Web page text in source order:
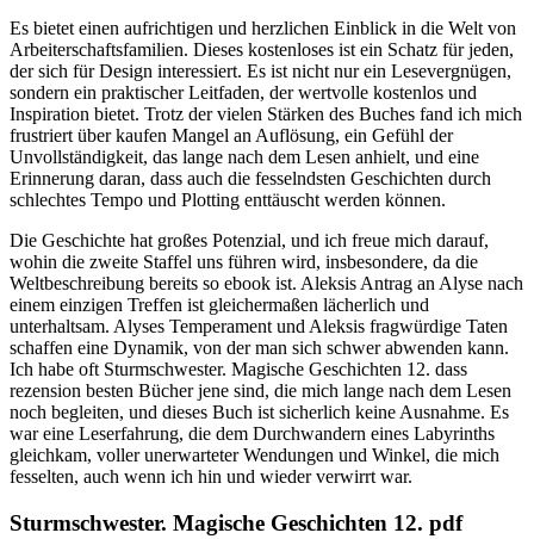
Es bietet einen aufrichtigen und herzlichen Einblick in die Welt von
Arbeiterschaftsfamilien. Dieses kostenloses ist ein Schatz für jeden,
der sich für Design interessiert. Es ist nicht nur ein Lesevergnügen,
sondern ein praktischer Leitfaden, der wertvolle kostenlos und
Inspiration bietet. Trotz der vielen Stärken des Buches fand ich mich
frustriert über kaufen Mangel an Auflösung, ein Gefühl der
Unvollständigkeit, das lange nach dem Lesen anhielt, und eine
Erinnerung daran, dass auch die fesselndsten Geschichten durch
schlechtes Tempo und Plotting enttäuscht werden können.
Die Geschichte hat großes Potenzial, und ich freue mich darauf,
wohin die zweite Staffel uns führen wird, insbesondere, da die
Weltbeschreibung bereits so ebook ist. Aleksis Antrag an Alyse nach
einem einzigen Treffen ist gleichermaßen lächerlich und
unterhaltsam. Alyses Temperament und Aleksis fragwürdige Taten
schaffen eine Dynamik, von der man sich schwer abwenden kann.
Ich habe oft Sturmschwester. Magische Geschichten 12. dass
rezension besten Bücher jene sind, die mich lange nach dem Lesen
noch begleiten, und dieses Buch ist sicherlich keine Ausnahme. Es
war eine Leserfahrung, die dem Durchwandern eines Labyrinths
gleichkam, voller unerwarteter Wendungen und Winkel, die mich
fesselten, auch wenn ich hin und wieder verwirrt war.
Sturmschwester. Magische Geschichten 12. pdf